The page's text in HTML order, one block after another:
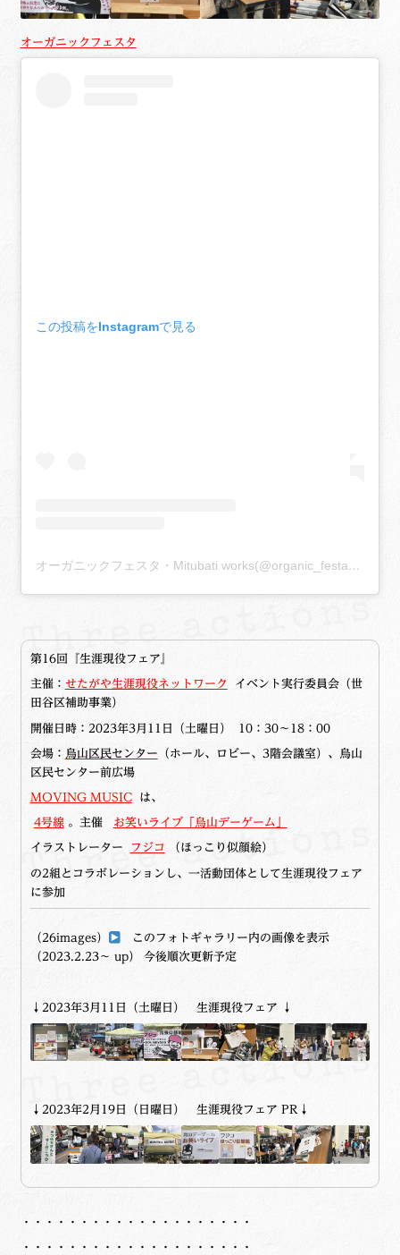
オーガニックフェスタ
この投稿をInstagramで見る
オーガニックフェスタ・Mitubati works(@organic_festa)がシェアした投稿
第16回『生涯現役フェア』
主催： せたがや生涯現役ネットワーク
イベント実行委員会（世
田谷区補助事業）
開催日時：2023年3月11日（土曜日） 10：30～18：00
会場： 烏山区民センター （ホール、ロビー、 3階会議室）、烏山
区民センター前広場
MOVING MUSICは、
4号線。主催 お笑いライブ「烏山デーゲーム」
イラストレーター フジコ （ほっこり似顔絵）
の2組とコラボレーションし、一活動団体として生涯現役フェア
に参加
（26images）
このフォトギャラリー内の画像を表示
（2023.2.23～ up） 今後順次更新予定
↓ 2023年3月11日（土曜日） 生涯現役フェア ↓
↓ 2023年2月19日（日曜日） 生涯現役フェア PR↓
・・・・・・・・・・・・・・・・・・・・
・・・・・・・・・・・・・・・・・・・・